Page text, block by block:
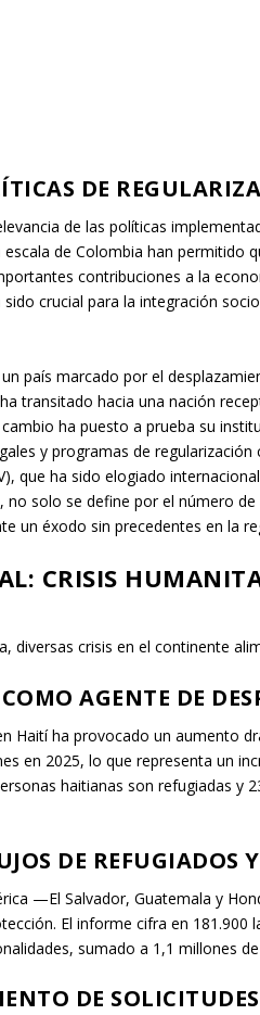
DE
de las políticas
de Colombia han permitido
contribuciones a la
crucial para la integración
país marcado por el
transitado hacia una nación
ha puesto a prueba su
y programas de
que ha sido elogiado
solo se define por el número
un éxodo sin precedentes en la
CRISIS
diversas crisis en el continente
AGENTE DE
Haití ha provocado un aumento
en 2025, lo que representa un
haitianas son refugiadas y
DE REFUGIADOS
—El Salvador, Guatemala y
El informe cifra en 181.900
sumado a 1,1 millones
DE